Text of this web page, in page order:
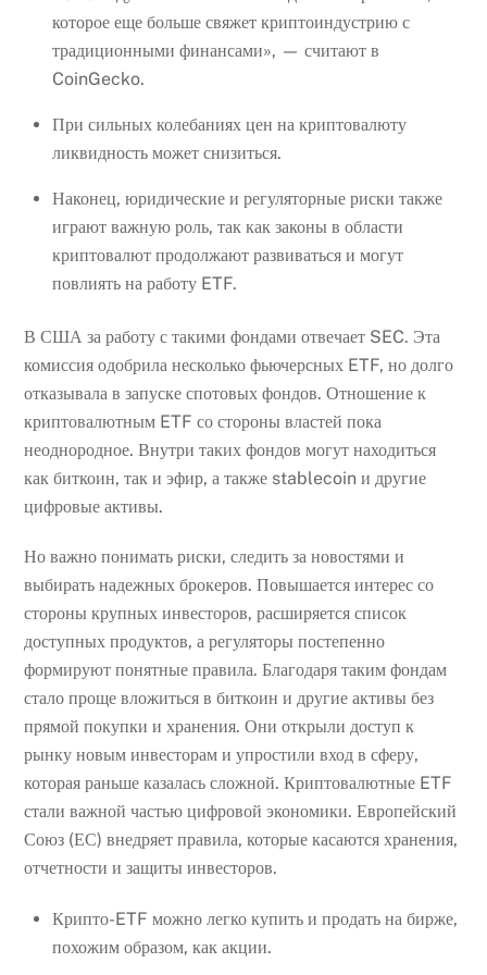
которое еще больше свяжет криптоиндустрию с
традиционными финансами», — считают в
CoinGecko.
При сильных колебаниях цен на криптовалюту
ликвидность может снизиться.
Наконец, юридические и регуляторные риски также
играют важную роль, так как законы в области
криптовалют продолжают развиваться и могут
повлиять на работу ETF.
В США за работу с такими фондами отвечает SEC. Эта
комиссия одобрила несколько фьючерсных ETF, но долго
отказывала в запуске спотовых фондов. Отношение к
криптовалютным ETF со стороны властей пока
неоднородное. Внутри таких фондов могут находиться
как биткоин, так и эфир, а также stablecoin и другие
цифровые активы.
Но важно понимать риски, следить за новостями и
выбирать надежных брокеров. Повышается интерес со
стороны крупных инвесторов, расширяется список
доступных продуктов, а регуляторы постепенно
формируют понятные правила. Благодаря таким фондам
стало проще вложиться в биткоин и другие активы без
прямой покупки и хранения. Они открыли доступ к
рынку новым инвесторам и упростили вход в сферу,
которая раньше казалась сложной. Криптовалютные ETF
стали важной частью цифровой экономики. Европейский
Союз (ЕС) внедряет правила, которые касаются хранения,
отчетности и защиты инвесторов.
Крипто-ETF можно легко купить и продать на бирже,
похожим образом, как акции.